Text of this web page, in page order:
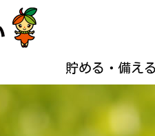
松阪牛
おすす
貯める・備える
ひと・
キッチ
年金友